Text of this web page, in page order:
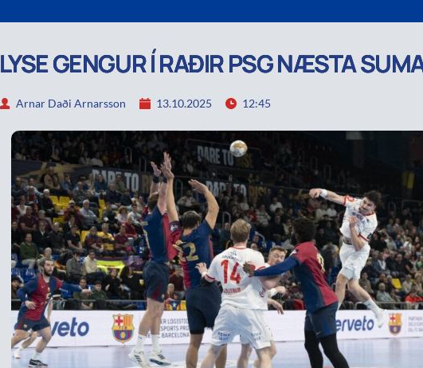
LYSE GENGUR Í RAÐIR PSG NÆSTA
Arnar Daði Arnarsson 13.10.2025 12:45